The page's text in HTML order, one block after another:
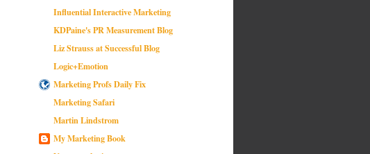
Influential Interactive Marketing
KDPaine's PR Measurement Blog
Liz Strauss at Successful Blog
Logic+Emotion
Marketing Profs Daily Fix
Marketing Safari
Martin Lindstrom
My Marketing Book